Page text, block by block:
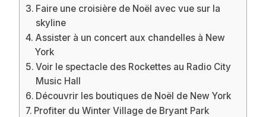
Faire une croisière de Noël avec vue sur la
skyline
Assister à un concert aux chandelles à New
York
Voir le spectacle des Rockettes au Radio City
Music Hall
Découvrir les boutiques de Noël de New York
Profiter du Winter Village de Bryant Park